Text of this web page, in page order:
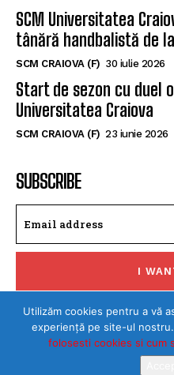
SCM Universitatea
tânără handbalistă de
SCM CRAIOVA (F) 30 iulie 2026
Start de sezon cu duel
Universitatea Craiova
SCM CRAIOVA (F) 23 iunie 2026
SUBSCRIBE
I
I've read and accept the
Utilizăm cookies pentru a vă
experiență pe site-ul
folosesti cookies si cum